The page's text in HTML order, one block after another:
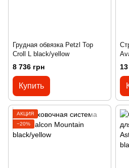
Грудная обвязка Petzl Top
Croll L black/yellow
8 736 грн
Купить
АКЦИЯ
−20%